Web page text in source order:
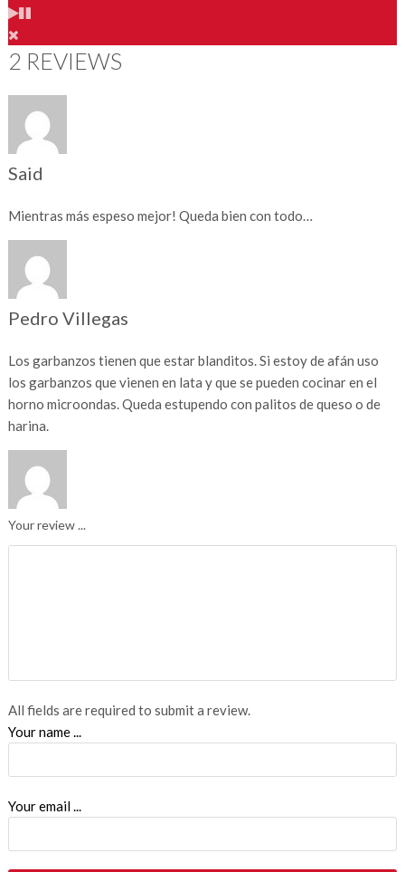
2 REVIEWS
Said
Mientras más espeso mejor! Queda bien con todo…
Pedro Villegas
Los garbanzos tienen que estar blanditos. Si estoy de afán uso
los garbanzos que vienen en lata y que se pueden cocinar en el
horno microondas. Queda estupendo con palitos de queso o de
harina.
Your review ...
All fields are required to submit a review.
Your name ...
Your email ...